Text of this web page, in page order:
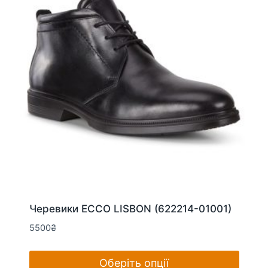
на
сторінці
товару
Черевики ECCO LISBON (622214-01001)
5500₴
Оберіть опції